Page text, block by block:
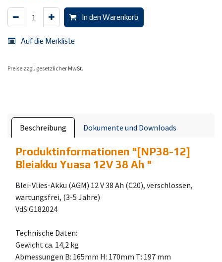
In den Warenkorb
Auf die Merkliste
Preise zzgl. gesetzlicher MwSt.
Beschreibung Dokumente und Downloads
Produktinformationen "[NP38-12]
Bleiakku Yuasa 12V 38 Ah "
Blei-Vlies-Akku (AGM) 12 V 38 Ah (C20), verschlossen,
wartungsfrei, (3-5 Jahre)
VdS G182024
Technische Daten:
Gewicht ca. 14,2 kg
Abmessungen B: 165mm H: 170mm T: 197 mm